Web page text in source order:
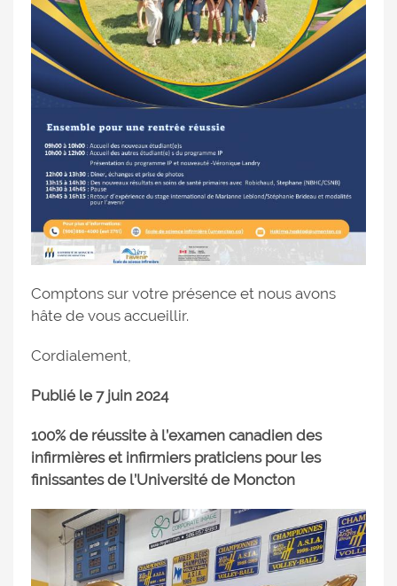
Comptons sur votre présence et nous avons
hâte de vous accueillir.
Cordialement,
Publié le 7 juin 2024
100% de réussite à l’examen canadien des
infirmières et infirmiers praticiens pour les
finissantes de l’Université de Moncton